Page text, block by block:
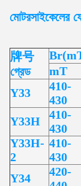
মোটরসাইকেলের
牌号
গ্রেড
mT
Y33
410-
430
Y33H
410-
430
Y33H-
2
410-
430
Y34
420-